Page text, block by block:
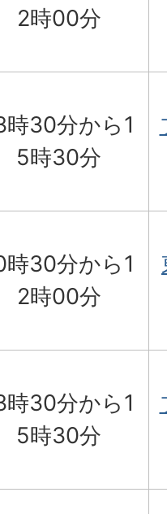
2時00分
時30分から1
5時30分
時30分から1
2時00分
時30分から1
5時30分